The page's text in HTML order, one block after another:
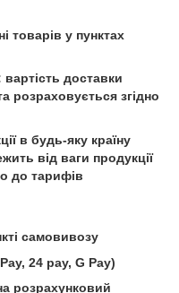
товарів у пунктах
вартість доставки
розраховується згідно
в будь-яку країну
від ваги продукції
до тарифів
самовивозу
24 pay, G Pay)
розрахунковий